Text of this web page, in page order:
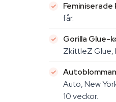
Feminiserade
får.
Gorilla Glue-
ZkittleZ Glue,
Auto, New
10 veckor.